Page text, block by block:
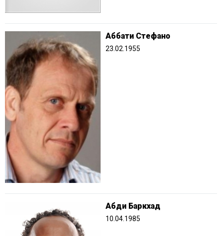
Аббати Стефано
23.02.1955
Абди Баркхад
10.04.1985